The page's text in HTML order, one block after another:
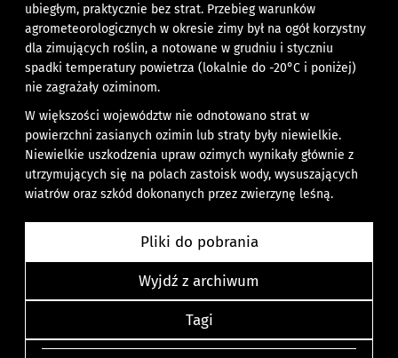
ubiegłym, praktycznie bez strat. Przebieg warunków
agrometeorologicznych w okresie zimy był na ogół korzystny
dla zimujących roślin, a notowane w grudniu i styczniu
spadki temperatury powietrza (lokalnie do -20°C i poniżej)
nie zagrażały oziminom.
W większości województw nie odnotowano strat w
powierzchni zasianych ozimin lub straty były niewielkie.
Niewielkie uszkodzenia upraw ozimych wynikały głównie z
utrzymujących się na polach zastoisk wody, wysuszających
wiatrów oraz szkód dokonanych przez zwierzynę leśną.
Pliki do pobrania
Wyjdź z archiwum
Tagi